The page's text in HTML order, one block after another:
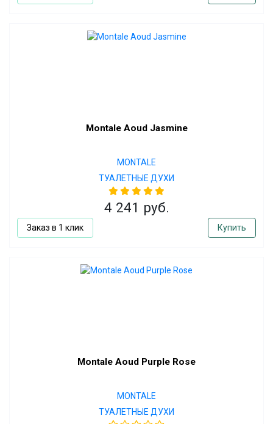
Montale Aoud Jasmine
MONTALE
ТУАЛЕТНЫЕ ДУХИ
4 241 руб.
Заказ в 1 клик Купить
Montale Aoud Purple Rose
MONTALE
ТУАЛЕТНЫЕ ДУХИ